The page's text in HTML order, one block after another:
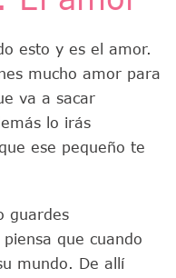
esto y es el amor.
mucho amor para
va a sacar
lo irás
ese pequeño te
guardes
que cuando
mundo. De allí